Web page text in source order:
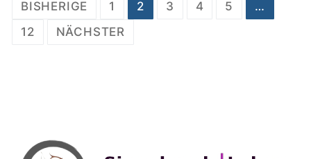
Seitennummerierung
der
BISHERIGE 1 2 3 4 5
…
12
NÄCHSTER